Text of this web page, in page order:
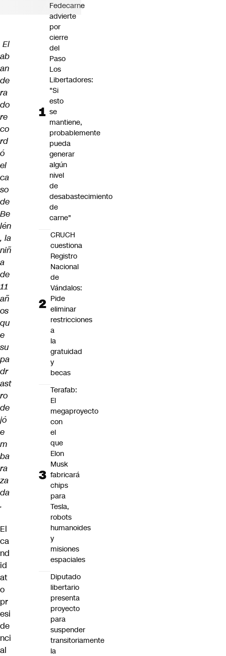
El
ab
an
de
ra
do
re
co
rd
ó
el
ca
so
de
Be
lén
, la
niñ
a
de
11
añ
os
qu
e
su
pa
dr
ast
ro
de
jó
e
m
ba
ra
za
da
.
El
ca
nd
id
at
o
pr
esi
de
nci
al
Fedecarne
advierte
por
cierre
del
Paso
Los
Libertadores:
"Si
esto
se
mantiene,
probablemente
pueda
generar
algún
nivel
de
desabastecimiento
de
carne"
CRUCH
cuestiona
Registro
Nacional
de
Vándalos:
Pide
eliminar
restricciones
a
la
gratuidad
y
becas
Terafab:
El
megaproyecto
con
el
que
Elon
Musk
fabricará
chips
para
Tesla,
robots
humanoides
y
misiones
espaciales
Diputado
libertario
presenta
proyecto
para
suspender
transitoriamente
la